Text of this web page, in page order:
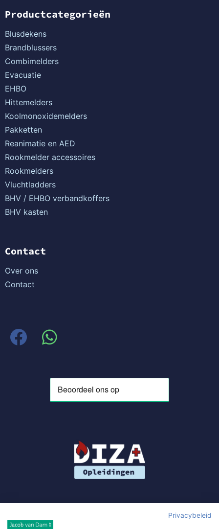
Productcategorieën
Blusdekens
Brandblussers
Combimelders
Evacuatie
EHBO
Hittemelders
Koolmonoxidemelders
Pakketten
Reanimatie en AED
Rookmelder accessoires
Rookmelders
Vluchtladders
BHV / EHBO verbandkoffers
BHV kasten
Contact
Over ons
Contact
Privacybeleid